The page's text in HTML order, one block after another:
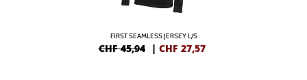
FIRST SEAMLESS JERSEY L/S
CHF 45,94 | CHF 27,57